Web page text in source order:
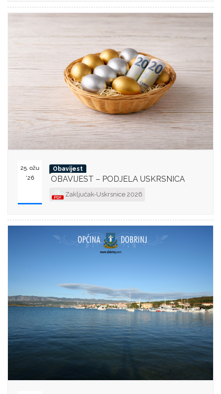
25. ožu
'26
Obavijest
OBAVIJEST – PODJELA USKRSNICA
Zaključak-Uskrsnice 2026